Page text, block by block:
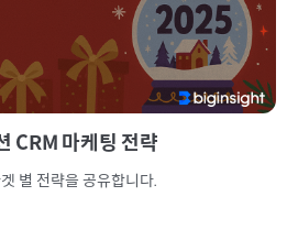
CRM 마케팅 전략
별 전략을 공유합니다.